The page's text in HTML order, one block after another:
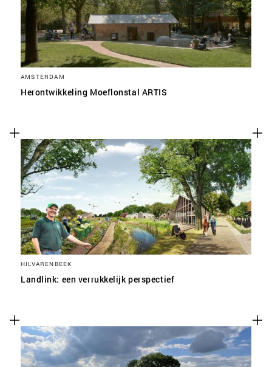
AMSTERDAM
Herontwikkeling Moeflonstal ARTIS
HILVARENBEEK
Landlink: een verrukkelijk perspectief